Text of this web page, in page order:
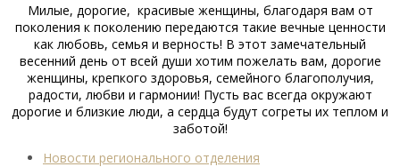
Милые, дорогие, красивые женщины, благодаря вам от
поколения к поколению передаются такие вечные ценности
как любовь, семья и верность! В этот замечательный
весенний день от всей души хотим пожелать вам, дорогие
женщины, крепкого здоровья, семейного благополучия,
радости, любви и гармонии! Пусть вас всегда окружают
дорогие и близкие люди, а сердца будут согреты их теплом и
заботой!
Новости регионального отделения